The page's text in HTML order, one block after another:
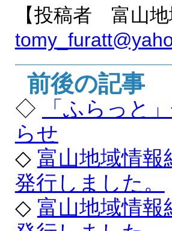
【投稿者 富山
前後の記事
◇
「ふらっと
らせ
◇ 富山地域情報
発行しました。
◇ 富山地域情報